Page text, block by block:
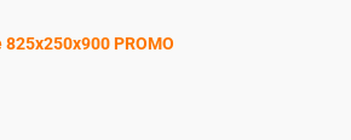
PROMO